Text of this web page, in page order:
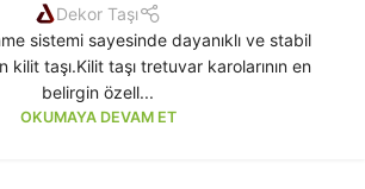
Dekor Taşı
sistemi sayesinde dayanıklı ve stabil
kilit taşı.Kilit taşı tretuvar karolarının en
belirgin özell...
OKUMAYA DEVAM ET